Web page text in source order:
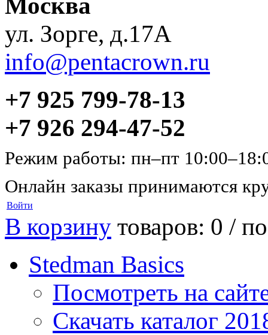
Москва
ул. Зорге, д.17А
info@pentacrown.ru
+7 925 799-78-13
+7 926 294-47-52
Режим работы: пн–пт
Онлайн заказы принимаются
Войти
В корзину товаров: 0 /
Stedman Basics
Посмотреть на
Скачать каталог